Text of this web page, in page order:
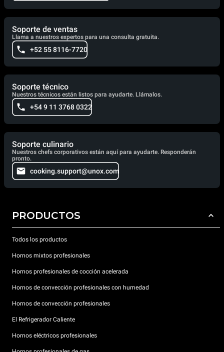
Soporte de ventas
Llama a nuestros expertos para una consulta gratuita.
+52 55 8116-7720
Soporte técnico
Nuestros técnicos están listos para ayudarte. Llámalos.
+54 9 11 3768 0322
Soporte culinario
Nuestros chefs corporativos están aquí para ayudarte. Responderán
pronto.
cooking.support@unox.com
PRODUCTOS
Todos los productos
Hornos mixtos profesionales
Hornos profesionales de cocción acelerada
Hornos de convección profesionales con humedad
Hornos de convección profesionales
El Refrigerador Caliente
Hornos eléctricos profesionales